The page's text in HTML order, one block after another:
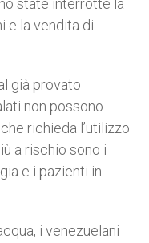
state interrotte la
e la vendita di
già provato
non possono
richieda l’utilizzo
a rischio sono i
e i pazienti in
i venezuelani